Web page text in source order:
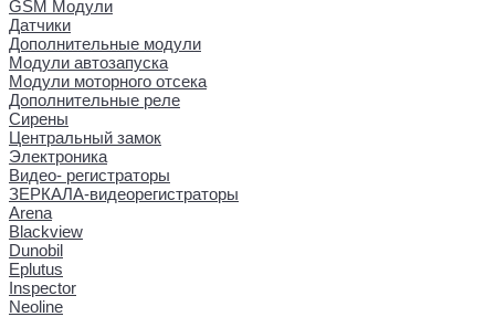
GSM Модули
Датчики
Дополнительные модули
Модули автозапуска
Модули моторного отсека
Дополнительные реле
Сирены
Центральный замок
Электроника
Видео- регистраторы
ЗЕРКАЛА-видеорегистраторы
Arena
Blackview
Dunobil
Eplutus
Inspector
Neoline